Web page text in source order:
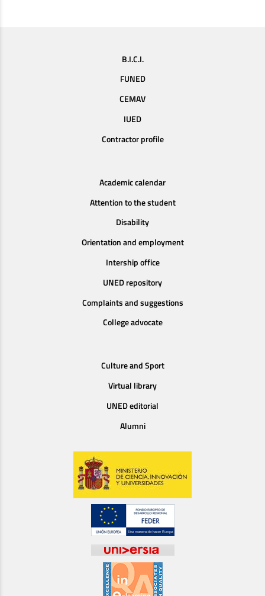
B.I.C.I.
FUNED
CEMAV
IUED
Contractor profile
Academic calendar
Attention to the student
Disability
Orientation and employment
Intership office
UNED repository
Complaints and suggestions
College advocate
Culture and Sport
Virtual library
UNED editorial
Alumni